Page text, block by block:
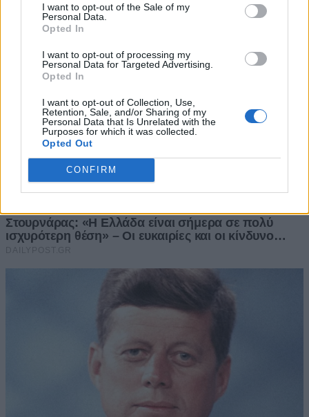
I want to opt-out of the Sale of my
Personal Data.
Opted In
I want to opt-out of processing my
Personal Data for Targeted Advertising.
Opted In
I want to opt-out of Collection, Use,
Retention, Sale, and/or Sharing of my
Personal Data that Is Unrelated with the
Purposes for which it was collected.
Opted Out
CONFIRM